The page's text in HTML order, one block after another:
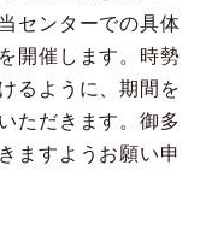
センターでの具体
開催します。時勢
るように、期間を
ただきます。御多
ますようお願い申